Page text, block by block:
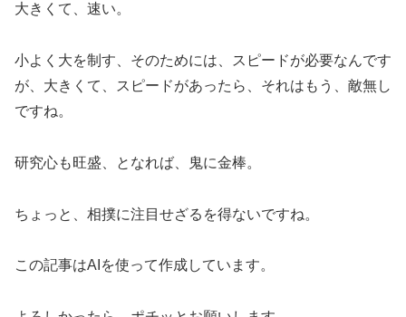
大きくて、速い。
小よく大を制す、そのためには、スピードが必要なんです
が、大きくて、スピードがあったら、それはもう、敵無し
ですね。
研究心も旺盛、となれば、鬼に金棒。
ちょっと、相撲に注目せざるを得ないですね。
この記事はAIを使って作成しています。